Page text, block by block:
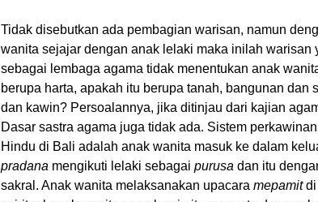
Tidak disebutkan ada pembagian warisan, namun
wanita sejajar dengan anak lelaki maka inilah warisan
sebagai lembaga agama tidak menentukan anak
berupa harta, apakah itu berupa tanah, bangunan dan
dan kawin? Persoalannya, jika ditinjau dari kajian
Dasar sastra agama juga tidak ada. Sistem
Hindu di Bali adalah anak wanita masuk ke dalam
pradana mengikuti lelaki sebagaipurusa dan itu
sakral. Anak wanita melaksanakan upacaramepamitdi